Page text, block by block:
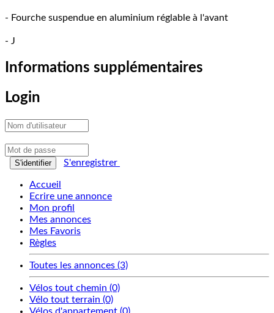
- Fourche suspendue en aluminium réglable à l'avant
- J
Informations supplémentaires
Login
S'identifier S'enregistrer
Accueil
Ecrire une annonce
Mon profil
Mes annonces
Mes Favoris
Règles
Toutes les annonces (3)
Vélos tout chemin (0)
Vélo tout terrain (0)
Vélos d'appartement (0)